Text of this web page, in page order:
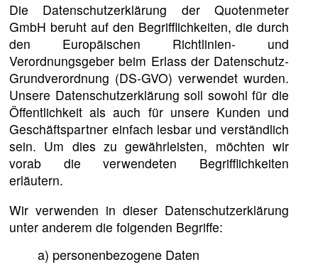
Die Datenschutzerklärung der Quotenmeter
GmbH beruht auf den Begrifflichkeiten, die durch
den Europäischen Richtlinien- und
Verordnungsgeber beim Erlass der Datenschutz-
Grundverordnung (DS-GVO) verwendet wurden.
Unsere Datenschutzerklärung soll sowohl für die
Öffentlichkeit als auch für unsere Kunden und
Geschäftspartner einfach lesbar und verständlich
sein. Um dies zu gewährleisten, möchten wir
vorab die verwendeten Begrifflichkeiten
erläutern.
Wir verwenden in dieser Datenschutzerklärung
unter anderem die folgenden Begriffe:
a) personenbezogene Daten